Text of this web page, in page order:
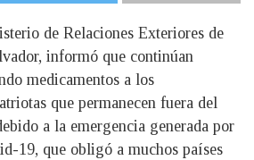
de Relaciones Exteriores de
informó que continúan
medicamentos a los
que permanecen fuera del
a la emergencia generada por
19, que obligó a muchos países